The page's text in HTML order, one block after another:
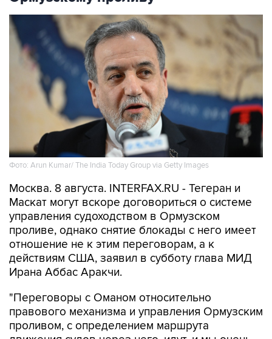
Фото: Arun Kumar/ The India Today Group via Getty Images
Москва. 8 августа. INTERFAX.RU - Тегеран и
Маскат могут вскоре договориться о системе
управления судоходством в Ормузском
проливе, однако снятие блокады с него имеет
отношение не к этим переговорам, а к
действиям США, заявил в субботу глава МИД
Ирана Аббас Аракчи.
"Переговоры с Оманом относительно
правового механизма и управления Ормузским
проливом, с определением маршрута